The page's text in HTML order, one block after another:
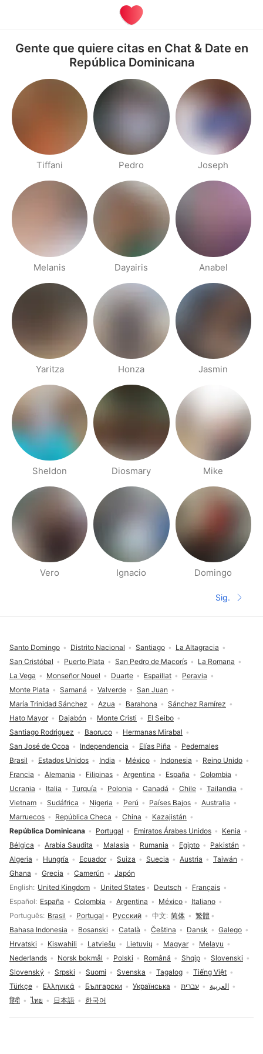
Gente que quiere citas en Chat & Date en
República Dominicana
Tiffani Pedro Joseph
Melanis Dayairis Anabel
Yaritza Honza Jasmin
Sheldon Diosmary Mike
Vero Ignacio Domingo
Sig.
Selección de idioma
English United Kingdom United States Deutsch
Français
Español
España Colombia Argentina México
Italiano
Português Brasil Portugal Русский 中文 简体
繁體
Bahasa Indonesia
Bosanski Català Čeština Dansk
Galego
Hrvatski
Kiswahili Latviešu Lietuvių Magyar
Melayu
Nederlands
Norsk bokmål Polski Română Shqip
Slovenski
Slovenský
Srpski Suomi Svenska Tagalog
Tiếng Việt
Türkçe
Ελληνικά Български Українська עברית
العربية
हिंदी
ไทย 日本語 한국어
Brasil Estados Unidos India México Indonesia
Reino Unido
Francia
Alemania Filipinas Argentina España
Colombia
Ucrania
Italia Turquía Polonia Canadá Chile
Tailandia
Vietnam
Sudáfrica Nigeria Perú Países Bajos
Australia
Marruecos
República Checa China
Kazajistán
República Dominicana
Portugal Emiratos Árabes Unidos
Kenia
Bélgica
Arabia Saudita Malasia Rumania Egipto
Pakistán
Algeria
Hungría Ecuador Suiza Suecia Austria
Taiwán
Ghana
Grecia Camerún Japón
Santo Domingo Distrito Nacional Santiago
La Altagracia
San Cristóbal
Puerto Plata San Pedro de Macorís
La Romana
La Vega
Monseñor Nouel Duarte Espaillat
Peravia
Monte Plata
Samaná Valverde
San Juan
María Trinidad Sánchez
Azua Barahona
Sánchez Ramírez
Hato Mayor
Dajabón Monte Cristi
El Seibo
Santiago Rodriguez
Baoruco
Hermanas Mirabal
San José de Ocoa
Independencia Elías Piña Pedernales